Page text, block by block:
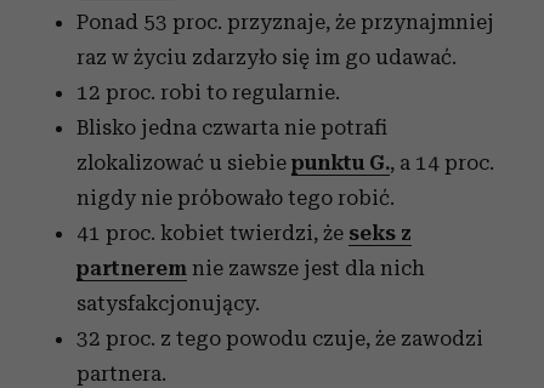
Ponad 53 proc. przyznaje, że przynajmniej
raz w życiu zdarzyło się im go udawać.
12 proc. robi to regularnie.
Blisko jedna czwarta nie potrafi
zlokalizować u siebie punktu G., a 14 proc.
nigdy nie próbowało tego robić.
41 proc. kobiet twierdzi, że seks z
partnerem nie zawsze jest dla nich
satysfakcjonujący.
32 proc. z tego powodu czuje, że zawodzi
partnera.